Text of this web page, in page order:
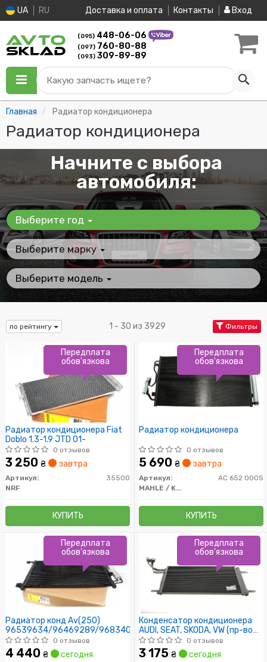
UA RU Доставка и оплата Контакты Вход
(095) 448-06-06
(097) 760-80-88
(093) 309-89-89
Какую запчасть ищете?
Главная Радиатор кондиционера
Радиатор кондиционера
Начните с выбора
автомобиля:
Выберите год
Выберите марку
Выберите модель
по рейтингу 1 - 30 из 3929 Фильтры
Радиатор кондиционера Fiat
Doblo 1.3-1.9 JTD 01-
0 отзывов
3 250 ₴ завтра
Артикул:
35500
NRF
КУПИТЬ
Передплата
обов'язкова
Радиатор кондиционера
0 отзывов
5 690 ₴ завтра
Артикул:
AC 652 000S
MAHLE / KNECHT
КУПИТЬ
Передплата
обов'язкова
Радиатор конд Av(250)
96539634/96469289/96834083
0 отзывов
4 440 ₴ сегодня
Передплата
обов'язкова
Конденсатор кондиционера
AUDI, SEAT, SKODA, VW (пр-во
NRF)
0 отзывов
3 175 ₴ сегодня
Передплата
обов'язкова